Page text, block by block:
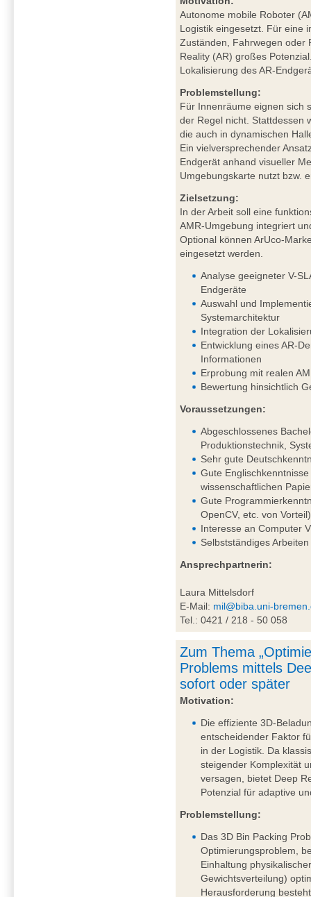
Autonome mobile Roboter
Logistik eingesetzt. Für eine
Zuständen, Fahrwegen oder
Reality (AR) großes
Lokalisierung des AR-
Problemstellung:
Für Innenräume eignen sich
der Regel nicht. Stattdessen
die auch in dynamischen
Ein vielversprechender
Endgerät anhand visueller
Umgebungskarte nutzt bzw.
Zielsetzung:
In der Arbeit soll eine
AMR-Umgebung integriert
Optional können ArUco-
eingesetzt werden.
Analyse geeigneter V-
Endgeräte
Auswahl und
Systemarchitektur
Integration der
Entwicklung eines AR-
Informationen
Erprobung mit realen
Bewertung hinsichtlich
Voraussetzungen:
Abgeschlossenes
Produktionstechnik,
Sehr gute
Gute
wissenschaftlichen
Gute
OpenCV, etc. von Vorteil)
Interesse an Computer
Selbstständiges
Ansprechpartnerin:
Laura Mittelsdorf
E-Mail: mil@biba.uni-
Tel.: 0421 / 218 - 50 058
Zum Thema
Problems mittels
sofort oder später
Motivation:
Die effiziente 3D-
entscheidender Faktor
in der Logistik. Da
steigender Komplexität
versagen, bietet Deep
Potenzial für adaptive
Problemstellung:
Das 3D Bin Packing
Optimierungsproblem,
Einhaltung
Gewichtsverteilung)
Herausforderung